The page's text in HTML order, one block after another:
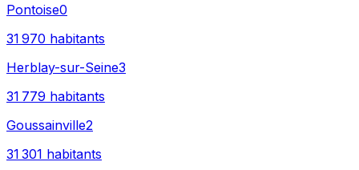
Pontoise0
31 970 habitants
Herblay-sur-Seine3
31 779 habitants
Goussainville2
31 301 habitants